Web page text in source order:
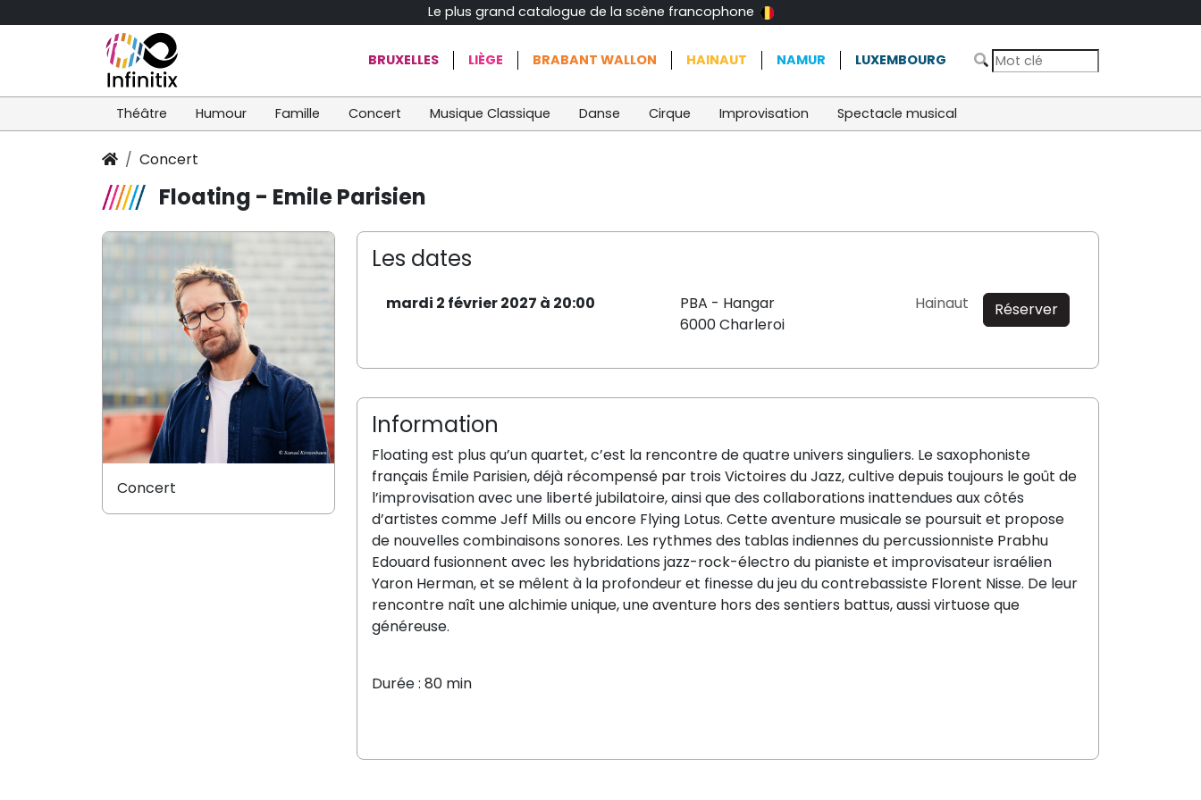
Le plus grand catalogue de la scène francophone
BRUXELLES LIÈGE BRABANT WALLON HAINAUT NAMUR LUXEMBOURG
Théâtre Humour Famille Concert Musique Classique Danse Cirque Improvisation Spectacle musical
Concert
Floating - Emile Parisien
Les dates
mardi 2 février 2027 à 20:00
PBA - Hangar
6000 Charleroi
Hainaut Réserver
Information
Floating est plus qu’un quartet, c’est la rencontre de quatre univers singuliers. Le saxophoniste
français Émile Parisien, déjà récompensé par trois Victoires du Jazz, cultive depuis toujours le goût de
l’improvisation avec une liberté jubilatoire, ainsi que des collaborations inattendues aux côtés
d’artistes comme Jeff Mills ou encore Flying Lotus. Cette aventure musicale se poursuit et propose
de nouvelles combinaisons sonores. Les rythmes des tablas indiennes du percussionniste Prabhu
Edouard fusionnent avec les hybridations jazz-rock-électro du pianiste et improvisateur israélien
Yaron Herman, et se mêlent à la profondeur et finesse du jeu du contrebassiste Florent Nisse. De leur
rencontre naît une alchimie unique, une aventure hors des sentiers battus, aussi virtuose que
généreuse.
Durée : 80 min
Concert